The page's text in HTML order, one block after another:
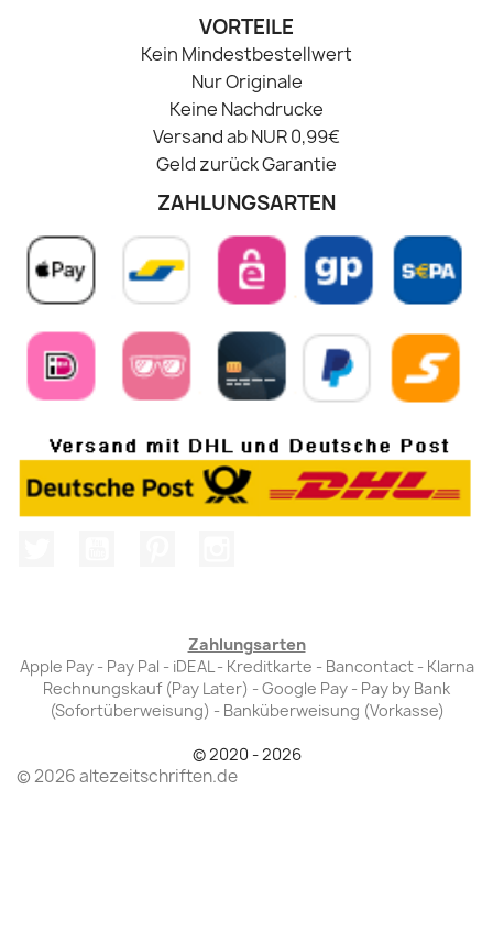
VORTEILE
Kein Mindestbestellwert
Nur Originale
Keine Nachdrucke
Versand ab NUR 0,99€
Geld zurück Garantie
ZAHLUNGSARTEN
Zahlungsarten
Apple Pay - Pay Pal - iDEAL - Kreditkarte - Bancontact - Klarna
Rechnungskauf (Pay Later) - Google Pay - Pay by Bank
(Sofortüberweisung) - Banküberweisung (Vorkasse)
© 2020 - 2026
© 2026 altezeitschriften.de